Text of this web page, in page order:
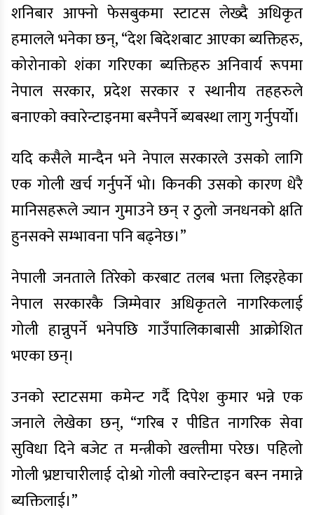
शनिबार आफ्नो फेसबुकमा स्टाटस लेख्दै अधिकृत
हमालले भनेका छन्, “देश बिदेशबाट आएका ब्यक्तिहरु,
कोरोनाको शंका गरिएका ब्यक्तिहरु अनिवार्य रूपमा
नेपाल सरकार, प्रदेश सरकार र स्थानीय तहहरुले
बनाएको क्वारेन्टाइनमा बस्नैपर्ने ब्यबस्था लागु गर्नुपर्यो।
यदि कसैले मान्दैन भने नेपाल सरकारले उसको लागि
एक गोली खर्च गर्नुपर्ने भो। किनकी उसको कारण धेरै
मानिसहरूले ज्यान गुमाउने छन् र ठुलो जनधनको क्षति
हुनसक्ने सम्भावना पनि बढ्नेछ।”
नेपाली जनताले तिरेको करबाट तलब भत्ता लिइरहेका
नेपाल सरकारकै जिम्मेवार अधिकृतले नागरिकलाई
गोली हान्नुपर्ने भनेपछि गाउँपालिकाबासी आक्रोशित
भएका छन्।
उनको स्टाटसमा कमेन्ट गर्दै दिपेश कुमार भन्ने एक
जनाले लेखेका छन्, “गरिब र पीडित नागरिक सेवा
सुविधा दिने बजेट त मन्त्रीको खल्तीमा परेछ। पहिलो
गोली भ्रष्टाचारीलाई दोश्रो गोली क्वारेन्टाइन बस्न नमान्ने
ब्यक्तिलाई।”